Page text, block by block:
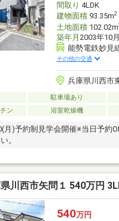
間取り 4LDK
建物面積93.35m2
土地面積102.02m
築年月 2003年10
能勢電鉄妙見
その他の交通
兵庫県川西市
駐車場あり
ン
浴室乾燥機
月)予約制見学会開催※当日予約
。
川西市矢問１ 540万円
540万円